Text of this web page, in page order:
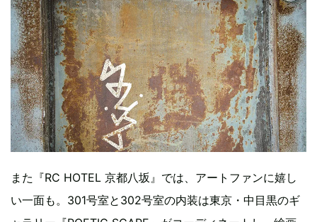
また『RC HOTEL 京都八坂』では、アートファンに嬉し
い一面も。301号室と302号室の内装は東京・中目黒のギ